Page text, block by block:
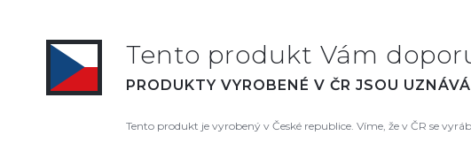
Tento produkt Vám
PRODUKTY VYROBENÉ V ČR JSOU
Tento produkt je vyrobený v České republice. Víme, že v ČR se